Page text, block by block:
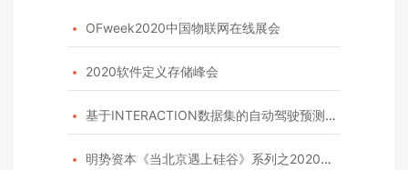
 OFweek2020中国物联网在线展会
 2020软件定义存储峰会
 基于INTERACTION数据集的自动驾驶预测模型挑战赛
 明势资本《当北京遇上硅谷》系列之2020年度开源峰会